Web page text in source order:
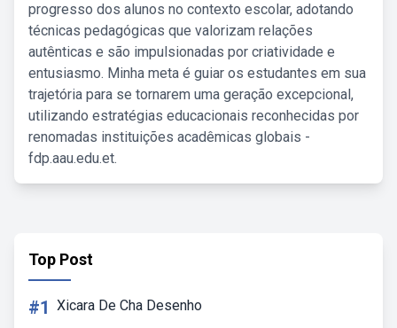
progresso dos alunos no contexto escolar, adotando
técnicas pedagógicas que valorizam relações
autênticas e são impulsionadas por criatividade e
entusiasmo. Minha meta é guiar os estudantes em sua
trajetória para se tornarem uma geração excepcional,
utilizando estratégias educacionais reconhecidas por
renomadas instituições acadêmicas globais -
fdp.aau.edu.et.
Top Post
#1 Xicara De Cha Desenho